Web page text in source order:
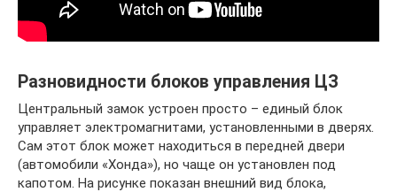
Разновидности блоков управления ЦЗ
Центральный замок устроен просто – единый блок
управляет электромагнитами, установленными в дверях.
Сам этот блок может находиться в передней двери
(автомобили «Хонда»), но чаще он установлен под
капотом. На рисунке показан внешний вид блока,